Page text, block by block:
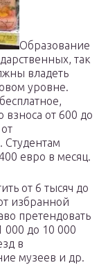
Образование
так
владеть
уровне.
взноса от 600 до
Студентам
евро в месяц.
от 6 тысяч до
избранной
претендовать
000 до 10 000
в
музеев и др.